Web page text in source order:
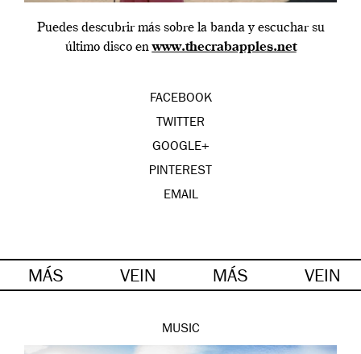
Puedes descubrir más sobre la banda y escuchar su
último disco enwww.thecrabapples.net
FACEBOOK
TWITTER
GOOGLE+
PINTEREST
EMAIL
MÁS VEIN MÁS VEIN
MUSIC